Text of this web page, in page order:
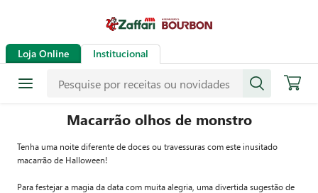
Loja Online Institucional
Macarrão olhos de monstro
Tenha uma noite diferente de doces ou travessuras com este inusitado
macarrão de Halloween!
Para festejar a magia da data com muita alegria, uma divertida sugestão de